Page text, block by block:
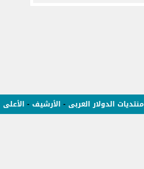
منتديات الدولار العربى - الأرشيف - الأعلى